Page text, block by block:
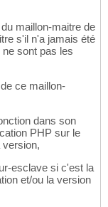
maillon-maitre de
s'il n'a jamais été
sont pas les
de ce maillon-
dans son
PHP sur le
esclave si c'est la
et/ou la version